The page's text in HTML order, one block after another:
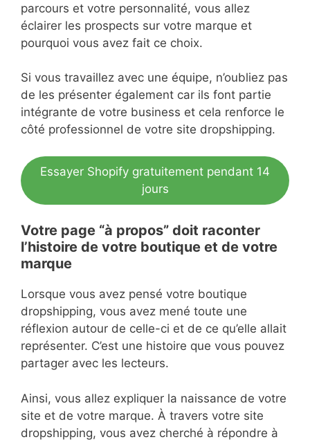
parcours et votre personnalité, vous allez
éclairer les prospects sur votre marque et
pourquoi vous avez fait ce choix.
Si vous travaillez avec une équipe, n’oubliez pas
de les présenter également car ils font partie
intégrante de votre business et cela renforce le
côté professionnel de votre site dropshipping.
Essayer Shopify gratuitement pendant 14
jours
Votre page “à propos” doit raconter
l’histoire de votre boutique et de votre
marque
Lorsque vous avez pensé votre boutique
dropshipping, vous avez mené toute une
réflexion autour de celle-ci et de ce qu’elle allait
représenter. C’est une histoire que vous pouvez
partager avec les lecteurs.
Ainsi, vous allez expliquer la naissance de votre
site et de votre marque. À travers votre site
dropshipping, vous avez cherché à répondre à